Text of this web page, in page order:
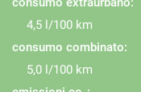
4,5 l/100 km
consumo combinato:
5,0 l/100 km